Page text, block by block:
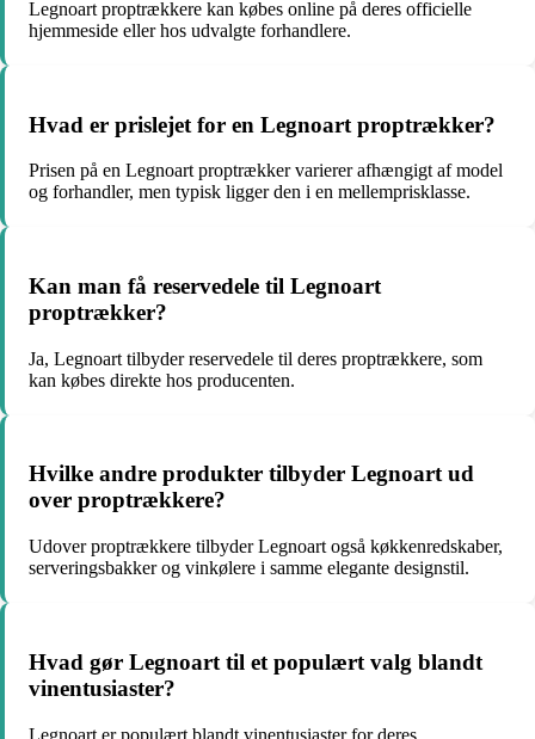
Legnoart proptrækkere kan købes online på deres officielle
hjemmeside eller hos udvalgte forhandlere.
Hvad er prislejet for en Legnoart proptrækker?
Prisen på en Legnoart proptrækker varierer afhængigt af model
og forhandler, men typisk ligger den i en mellemprisklasse.
Kan man få reservedele til Legnoart
proptrækker?
Ja, Legnoart tilbyder reservedele til deres proptrækkere, som
kan købes direkte hos producenten.
Hvilke andre produkter tilbyder Legnoart ud
over proptrækkere?
Udover proptrækkere tilbyder Legnoart også køkkenredskaber,
serveringsbakker og vinkølere i samme elegante designstil.
Hvad gør Legnoart til et populært valg blandt
vinentusiaster?
Legnoart er populært blandt vinentusiaster for deres